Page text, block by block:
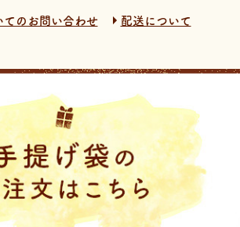
てのお問い合わせ 配送について